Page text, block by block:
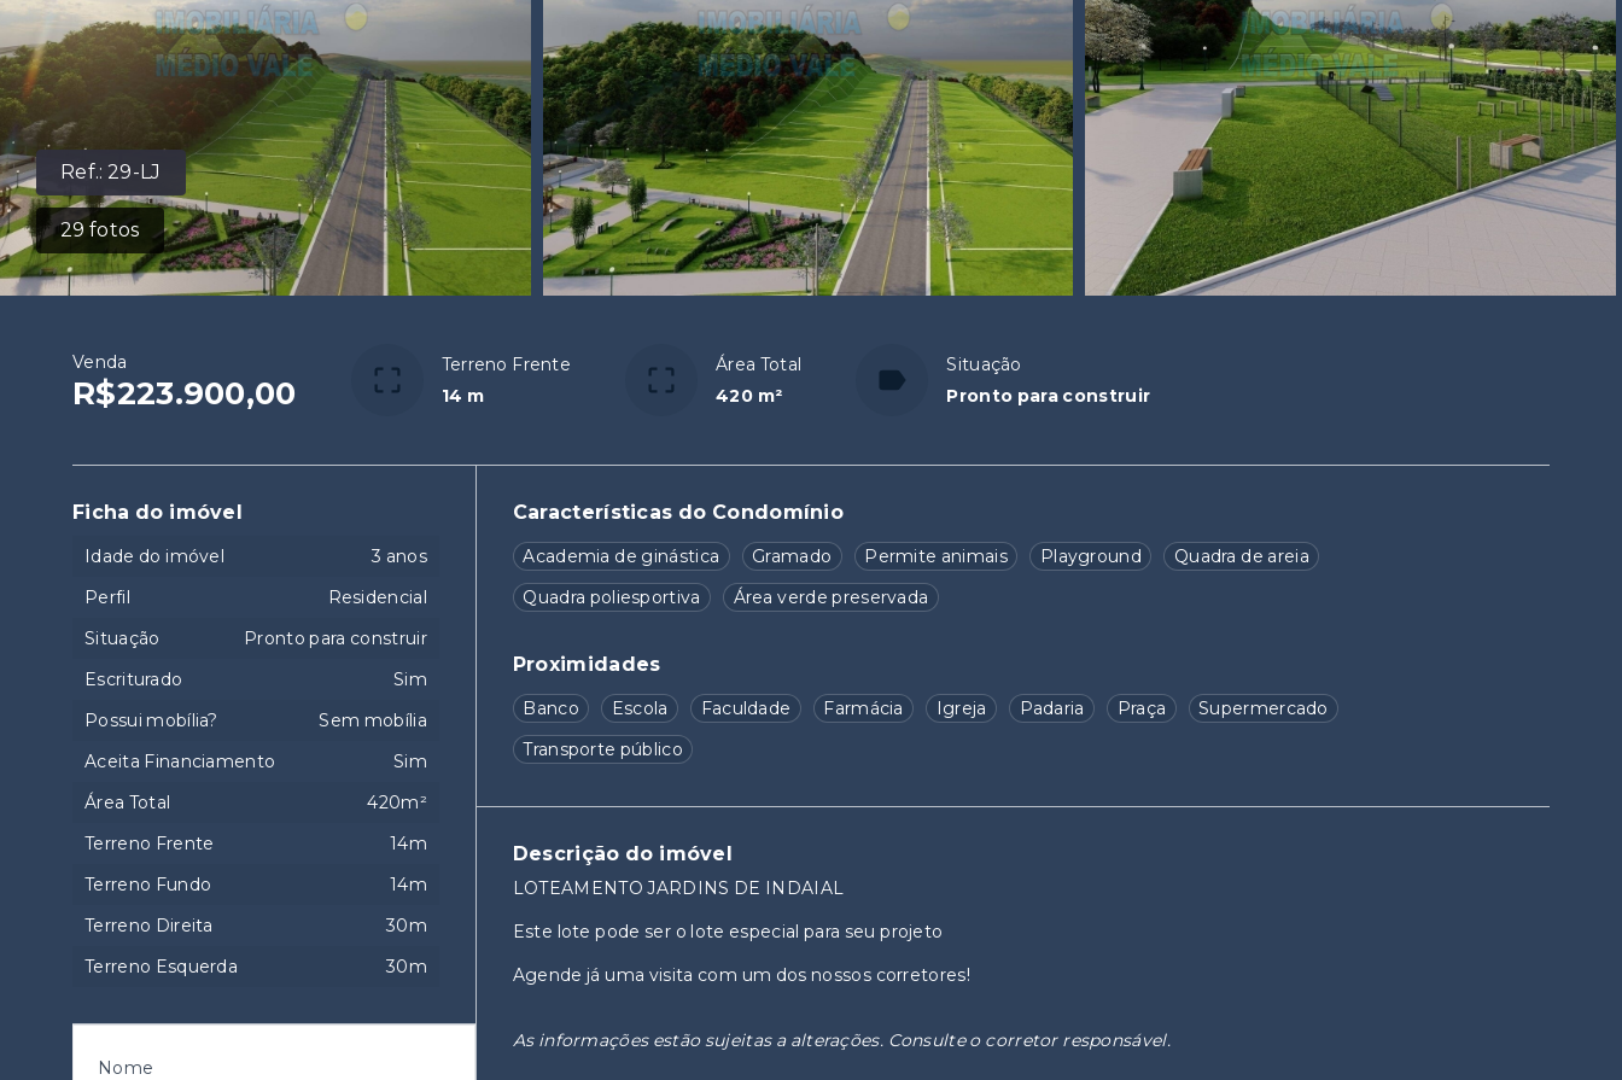
Ref.:29-LJ
29 fotos
Venda
R$223.900,00
Terreno Frente
14 m
Área Total
420 m²
Situação
Pronto para construir
Características do Condomínio
Academia de ginástica Gramado Permite animais Playground
Quadra de areia
Quadra poliesportiva
Área verde preservada
Proximidades
Banco Escola Faculdade Farmácia Igreja Padaria Praça
Supermercado
Transporte público
Descrição do imóvel
LOTEAMENTO JARDINS DE INDAIAL
Este lote pode ser o lote especial para seu projeto
Agende já uma visita com um dos nossos corretores!
As informações estão sujeitas a alterações. Consulte o corretor responsável.
Ficha do imóvel
Idade do imóvel
3 anos
Perfil
Residencial
Situação
Pronto para construir
Escriturado
Sim
Possui mobília?
Sem mobília
Aceita Financiamento
Sim
Área Total
420m²
Terreno Frente
14m
Terreno Fundo
14m
Terreno Direita
30m
Terreno Esquerda
30m
Nome